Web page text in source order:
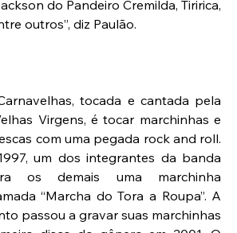
do Pandeiro Cremilda, Tiririca,
outros”, diz Paulão.
tocada e cantada pela
Virgens, é tocar marchinhas e
com uma pegada rock and roll.
um dos integrantes da banda
os demais uma marchinha
“Marcha do Tora a Roupa”. A
passou a gravar suas marchinhas